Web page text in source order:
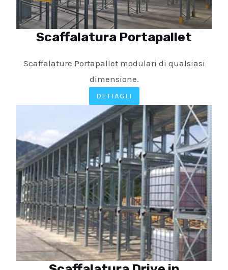
Scaffalatura Portapallet
Scaffalature Portapallet modulari di qualsiasi
dimensione.
DETTAGLI